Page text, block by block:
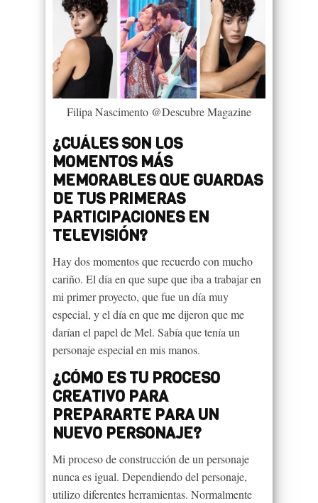
Filipa Nascimento @Descubre Magazine
¿CUÁLES SON LOS
MOMENTOS MÁS
MEMORABLES QUE GUARDAS
DE TUS PRIMERAS
PARTICIPACIONES EN
TELEVISIÓN?
Hay dos momentos que recuerdo con mucho
cariño. El día en que supe que iba a trabajar en
mi primer proyecto, que fue un día muy
especial, y el día en que me dijeron que me
darían el papel de Mel. Sabía que tenía un
personaje especial en mis manos.
¿CÓMO ES TU PROCESO
CREATIVO PARA
PREPARARTE PARA UN
NUEVO PERSONAJE?
Mi proceso de construcción de un personaje
nunca es igual. Dependiendo del personaje,
utilizo diferentes herramientas. Normalmente